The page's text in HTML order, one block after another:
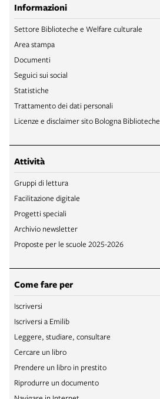
Informazioni
Settore Biblioteche e Welfare culturale
Area stampa
Documenti
Seguici sui social
Statistiche
Trattamento dei dati personali
Licenze e disclaimer sito Bologna Biblioteche
Attività
Gruppi di lettura
Facilitazione digitale
Progetti speciali
Archivio newsletter
Proposte per le scuole 2025-2026
Come fare per
Iscriversi
Iscriversi a Emilib
Leggere, studiare, consultare
Cercare un libro
Prendere un libro in prestito
Riprodurre un documento